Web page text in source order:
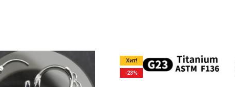
Хит!
-23%